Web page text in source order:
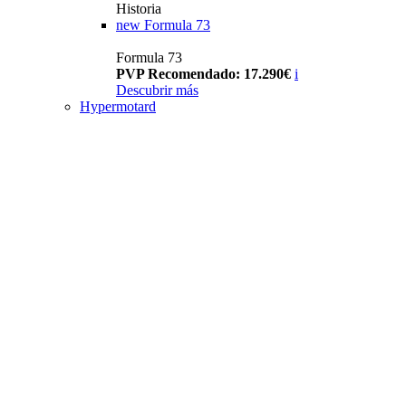
Historia
new Formula 73
Formula 73
PVP Recomendado: 17.290€ i
Descubrir más
Hypermotard